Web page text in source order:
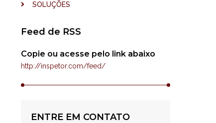
SOLUÇÕES
Feed de RSS
Copie ou acesse pelo link abaixo
http://inspetor.com/feed/
ENTRE EM CONTATO